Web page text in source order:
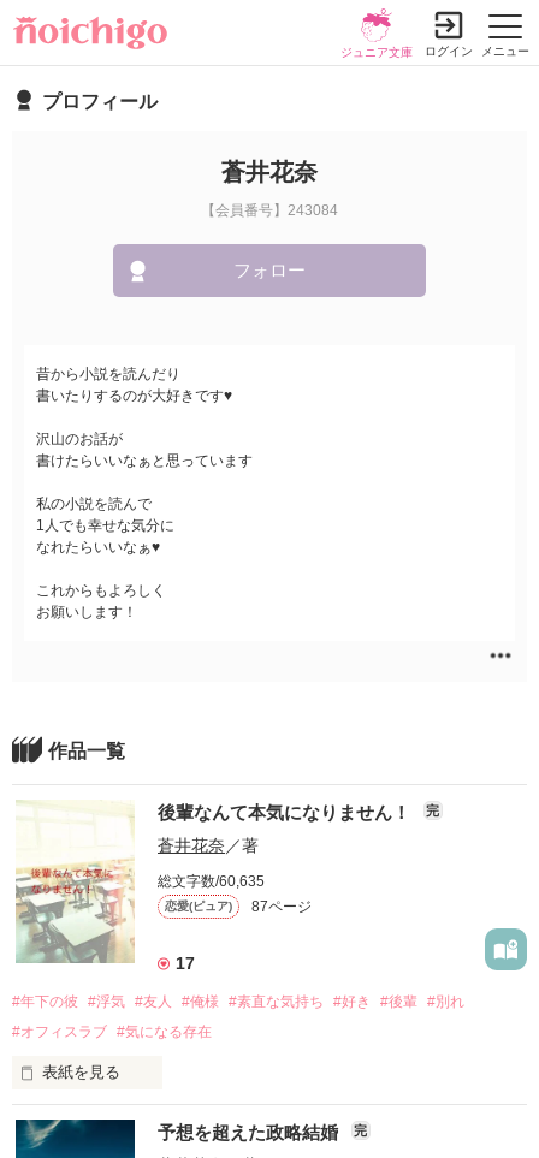
メニュー
ジュニア文庫 ログイン
プロフィール
蒼井花奈
【会員番号】243084
フォロー
昔から小説を読んだり
書いたりするのが大好きです♥
沢山のお話が
書けたらいいなぁと思っています
私の小説を読んで
1人でも幸せな気分に
なれたらいいなぁ♥
これからもよろしく
お願いします！
作品一覧
後輩なんて本気になりません！ 完
蒼井花奈 ／著
総文字数/60,635
恋愛(ピュア) 87ページ
17
#年下の彼 #浮気 #友人 #俺様 #素直な気持ち #好き #後輩
#別れ
#オフィスラブ #気になる存在
表紙を見る
予想を超えた政略結婚 完